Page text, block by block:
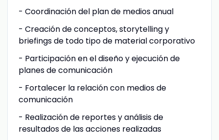
- Coordinación del plan de medios anual
- Creación de conceptos, storytelling y
briefings de todo tipo de material corporativo
- Participación en el diseño y ejecución de
planes de comunicación
- Fortalecer la relación con medios de
comunicación
- Realización de reportes y análisis de
resultados de las acciones realizadas